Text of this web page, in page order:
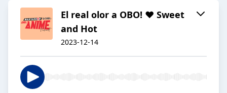
El real olor a OBO! ♥ Sweet
and Hot
2023-12-14